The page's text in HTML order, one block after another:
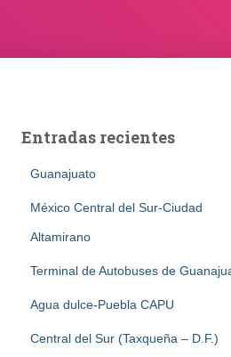
Entradas recientes
Guanajuato
México Central del Sur-Ciudad
Altamirano
Terminal de Autobuses de
Agua dulce-Puebla CAPU
Central del Sur (Taxqueña – D.F.)